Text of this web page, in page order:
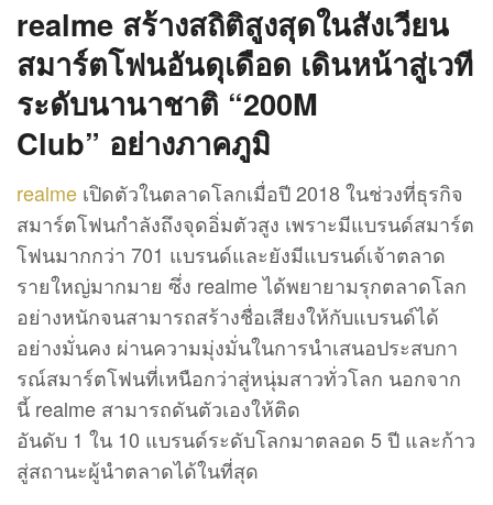
realme สร้างสถิติสูงสุดในสังเวียน
สมาร์ตโฟนอันดุเดือด เดินหน้าสู่เวที
ระดับนานาชาติ “200M
Club” อย่างภาคภูมิ
realme เปิดตัวในตลาดโลกเมื่อปี 2018 ในช่วงที่ธุรกิจ
สมาร์ตโฟนกำลังถึงจุดอิ่มตัวสูง เพราะมีแบรนด์สมาร์ต
โฟนมากกว่า 701 แบรนด์และยังมีแบรนด์เจ้าตลาด
รายใหญ่มากมาย ซึ่ง realme ได้พยายามรุกตลาดโลก
อย่างหนักจนสามารถสร้างชื่อเสียงให้กับแบรนด์ได้
อย่างมั่นคง ผ่านความมุ่งมั่นในการนำเสนอประสบกา
รณ์สมาร์ตโฟนที่เหนือกว่าสู่หนุ่มสาวทั่วโลก นอกจาก
นี้ realme สามารถดันตัวเองให้ติด
อันดับ 1 ใน 10 แบรนด์ระดับโลกมาตลอด 5 ปี และก้าว
สู่สถานะผู้นำตลาดได้ในที่สุด